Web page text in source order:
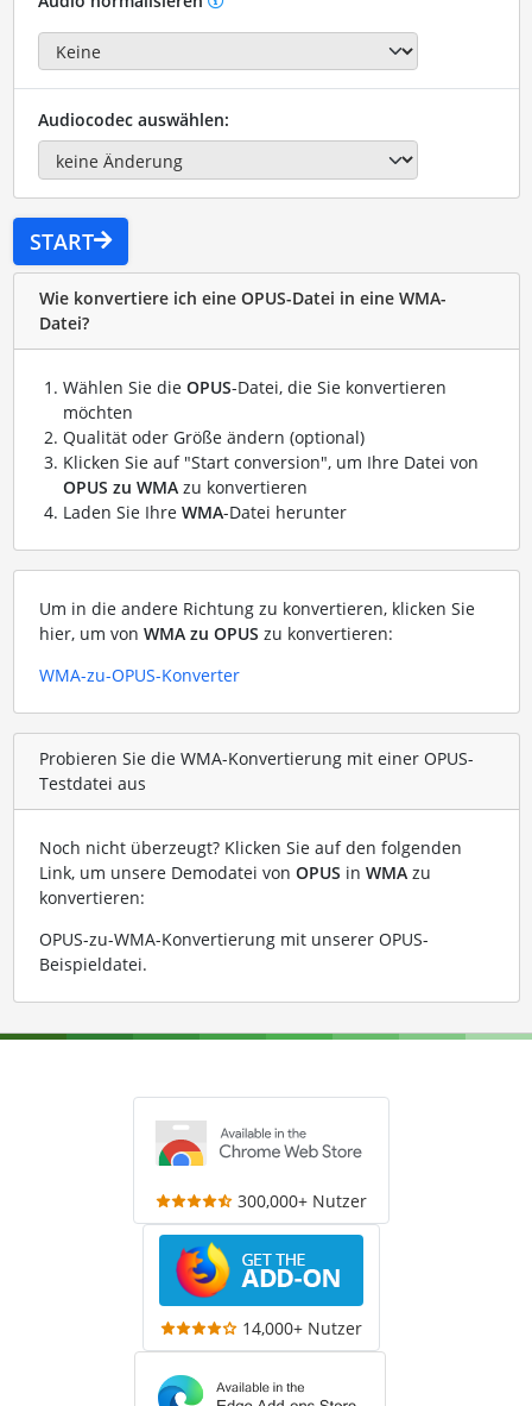
Audiocodec auswählen:
START
Wie konvertiere ich eine OPUS-Datei in eine WMA-
Datei?
Wählen Sie die OPUS-Datei, die Sie konvertieren
möchten
Qualität oder Größe ändern (optional)
Klicken Sie auf "Start conversion", um Ihre Datei von
OPUS zu WMAzu konvertieren
Laden Sie Ihre WMA-Datei herunter
Um in die andere Richtung zu konvertieren, klicken Sie
hier, um von WMA zu OPUS zu konvertieren:
WMA-zu-OPUS-Konverter
Probieren Sie die WMA-Konvertierung mit einer OPUS-
Testdatei aus
Noch nicht überzeugt? Klicken Sie auf den folgenden
Link, um unsere Demodatei von OPUS in WMAzu
konvertieren:
OPUS-zu-WMA-Konvertierung mit unserer OPUS-
Beispieldatei.
300,000+ Nutzer
14,000+ Nutzer